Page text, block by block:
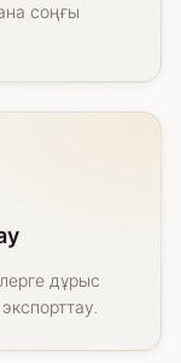
соңғы
дұрыс